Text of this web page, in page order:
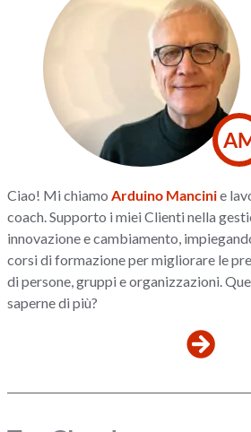
Ciao! Mi chiamo Arduino Mancinie
coach. Supporto i miei Clienti nella
innovazione e cambiamento,
corsi di formazione per migliorare le
di persone, gruppi e organizzazioni.
saperne di più?